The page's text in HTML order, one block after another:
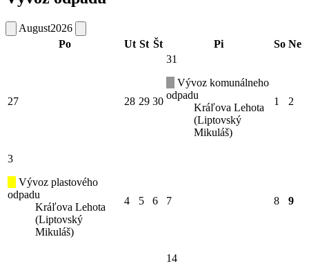
August2026
Po
Ut St Št Pi So Ne
27 28 29 30
31
Vývoz komunálneho
odpadu
Kráľova Lehota
(Liptovský
Mikuláš)
1 2
3
Vývoz plastového
odpadu
Kráľova Lehota
(Liptovský
Mikuláš)
4 5 6 7 8 9
14